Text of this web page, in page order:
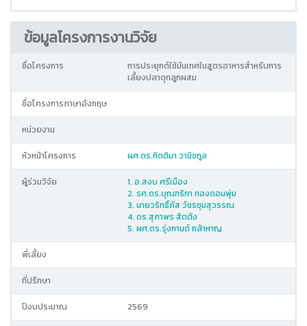
ข้อมูลโครงการงานวิจัย
ชื่อโครงการ
การประยุกต์ใช้มันเทศในสูตรอาหารสำหรับการ
เลี้ยงปลาดุกลูกผสม
ชื่อโครงการภาษาอังกฤษ
หน่วยงาน
หัวหน้าโครงการ ผศ.ดร.กิตติมา วานิชกูล
ผู้ร่วมวิจัย
1. อ.สงบ ศรีเมือง
2. รศ.ดร.บุณฑริกา ทองดอนพุ่ม
3. นายวริทธิ์ภัส วัชรชุมสุวรรณ
4. ดร.สุภาพร สัตตัง
5. ผศ.ดร.รุ่งกานต์ กล้าหาญ
พี่เลี้ยง
ที่ปรึกษา
ปีงบประมาณ 2569